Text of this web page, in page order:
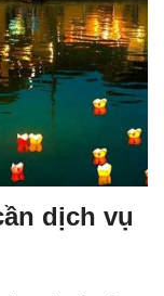
dịch vụ